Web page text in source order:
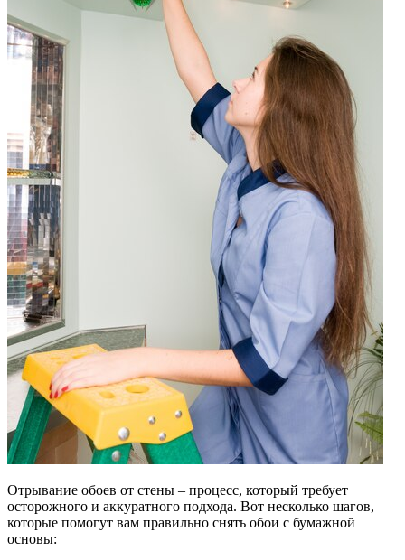
Отрывание обоев от стены – процесс, который требует
осторожного и аккуратного подхода. Вот несколько шагов,
которые помогут вам правильно снять обои с бумажной
основы: